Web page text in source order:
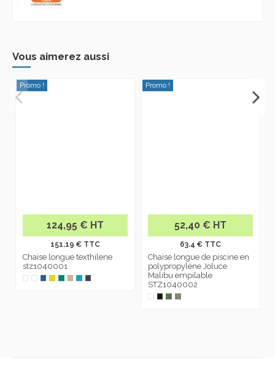
Vous aimerez aussi
Promo !
124,95 € HT
151.19 € TTC
Chaise longue texthilene
stz1040001
Promo !
52,40 € HT
63.4 € TTC
Chaise longue de piscine en
polypropylène Joluce
Malibu empilable
STZ1040002